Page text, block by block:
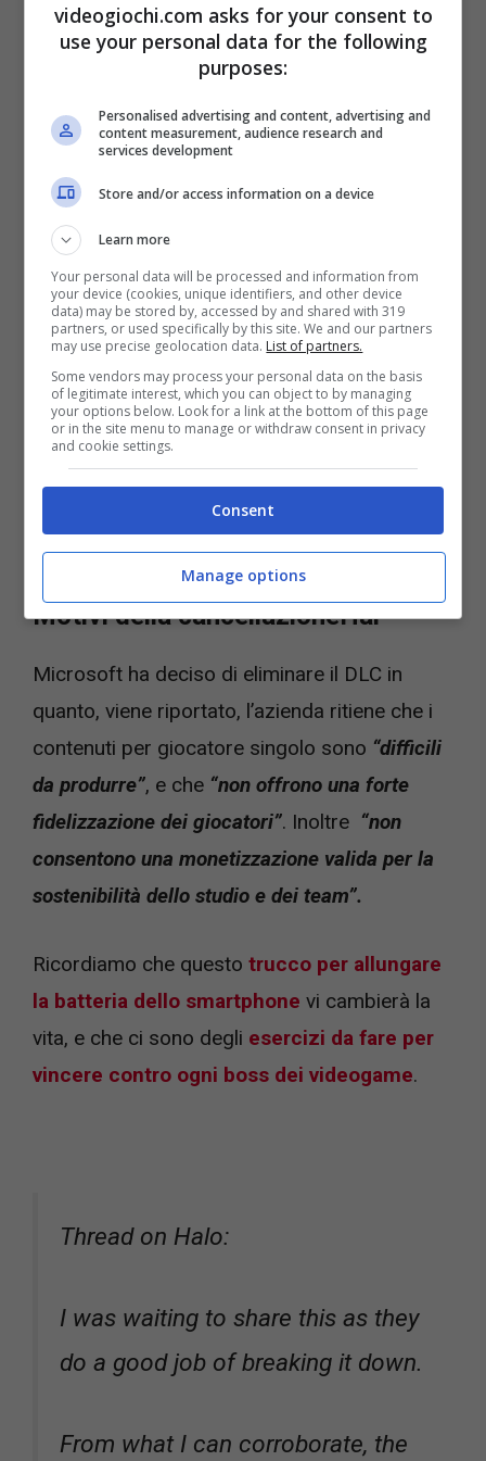
Halo Infinite non riceverà DLC (Videogiochi.com)
Ebbene pare proprio che qusti ennesimi tagli
abbiano praticamente
Un contenuto extra che andasse ad
espandere e anche parecchio il mondo di
gioco e ovviamente anche la storia principale
che viviamo nei panni di Master Chief.
Purtroppo sembra proprio che questa
ennesima ondata di licenziamenti abbia, tra le
alte cose, eliminato totalmente le possibilità di
vedere questo DLC, che di fatti viene quindi
cancellato,si legge.
Motivi della cancellazioneHal
Microsoft ha deciso di eliminare il DLC in
quanto, viene riportato, l’azienda ritiene che i
contenuti per giocatore singolo sono “difficili
da produrre”, e che “non offrono una forte
fidelizzazione dei giocatori”. Inoltre “non
consentono una monetizzazione valida per la
sostenibilità dello studio e dei team”.
Ricordiamo che questo trucco per allungare
la batteria dello smartphone vi cambierà la
vita, e che ci sono degli esercizi da fare per
vincere contro ogni boss dei videogame.
Thread on Halo:
I was waiting to share this as they
do a good job of breaking it down.
From what I can corroborate, the
videogiochi.com asks for your consent to
use your personal data for the following
purposes:
Personalised advertising and content, advertising and
content measurement, audience research and
services development
Store and/or access information on a device
Learn more
Your personal data will be processed and information from
your device (cookies, unique identifiers, and other device
data) may be stored by, accessed by and shared with 319
partners, or used specifically by this site. We and our partners
may use precise geolocation data. List of partners.
Some vendors may process your personal data on the basis
of legitimate interest, which you can object to by managing
your options below. Look for a link at the bottom of this page
or in the site menu to manage or withdraw consent in privacy
and cookie settings.
Consent
Manage options